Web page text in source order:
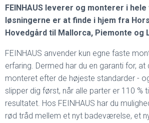
FEINHAUS leverer og monterer i
løsningerne er at finde i hjem fra
Hovedgård til Mallorca, Piemonte og
FEINHAUS anvender kun egne faste
erfaring. Dermed har du en garanti for, at
monteret efter de højeste standarder -
slipper dig først, når alle parter er 110 %
resultatet. Hos FEINHAUS har du
rød tråd mellem et nyt badeværelse, et